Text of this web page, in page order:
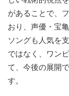
があることで、
おり、声優・宝
ソングも人気を
ではなく、ワン
て、今後の展開
す。